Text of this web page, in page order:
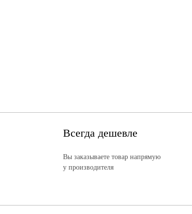
Всегда дешевле
Вы заказываете товар напрямую
у производителя